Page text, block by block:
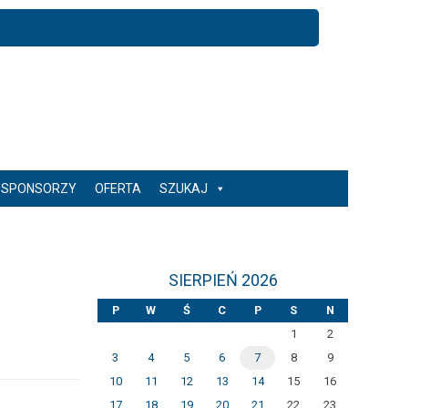
SPONSORZY OFERTA SZUKAJ
SIERPIEŃ 2026
P W Ś C P S
N
1
2
3
4 5 6 7 8
9
10
11 12 13 14 15
16
17
18 19 20 21 22 23